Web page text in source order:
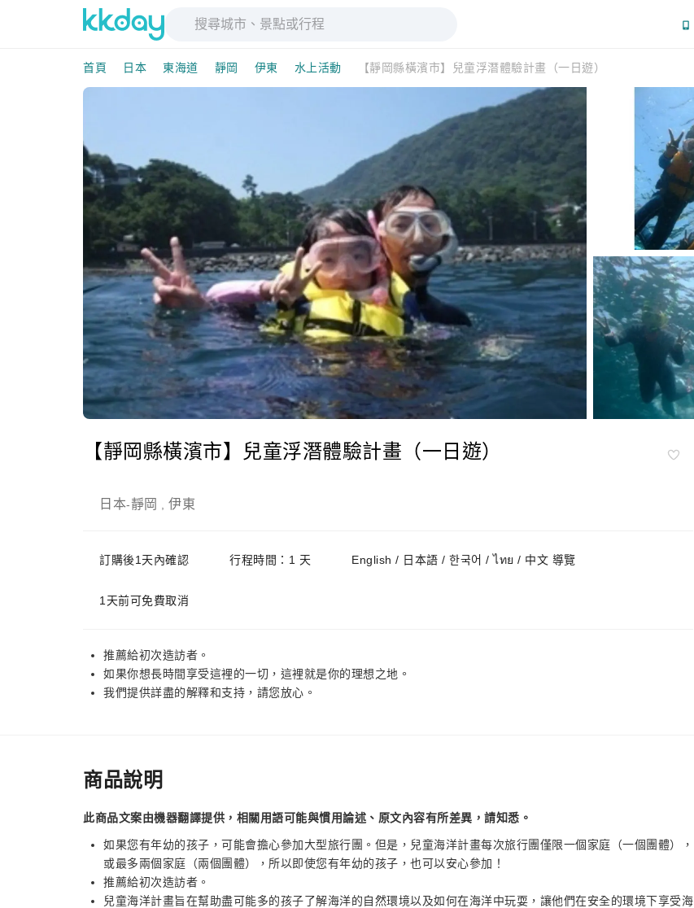
首頁 日本 東海道 靜岡 伊東 水上活動 【靜岡縣橫濱市】兒童浮潛體驗計畫（一日遊）
【靜岡縣橫濱市】兒童浮潛體驗計畫（一日遊）
日本-靜岡 伊東
訂購後1天內確認 行程時間：1 天 English / 日本語 / 한국어 / ไทย / 中文 導覽
1天前可免費取消
推薦給初次造訪者。
如果你想長時間享受這裡的一切，這裡就是你的理想之地。
我們提供詳盡的解釋和支持，請您放心。
商品說明
此商品文案由機器翻譯提供，相關用語可能與慣用論述、原文內容有所差異，請知悉。
如果您有年幼的孩子，可能會擔心參加大型旅行團。但是，兒童海洋計畫每次旅行團僅限一個家庭（一個團體），
或最多兩個家庭（兩個團體），所以即使您有年幼的孩子，也可以安心參加！
推薦給初次造訪者。
兒童海洋計畫旨在幫助盡可能多的孩子了解海洋的自然環境以及如何在海洋中玩耍，讓他們在安全的環境下享受海